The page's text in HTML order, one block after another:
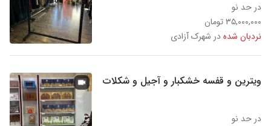
در حد نو
۳۵,۰۰۰,۰۰۰ تومان
نردبان شدهدر شهرک آزادی
ویترین و قفسه خشکبار و آجیل و شکلات
در حد نو